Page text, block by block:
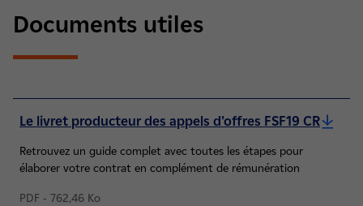
Documents utiles
Le livret producteur des appels d’offres FSF19 CR
Retrouvez un guide complet avec toutes les étapes pour
élaborer votre contrat en complément de rémunération
PDF - 762,46 Ko